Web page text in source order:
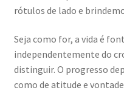
rótulos de lado e
Seja como for, a vida é
independentemente do
distinguir. O progresso
como de atitude e